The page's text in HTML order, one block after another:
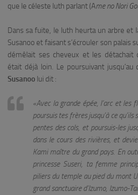
que le céleste luth parlant (Ame no Nori
Dans sa fuite, le luth heurta un arbre et
Susanoo et faisant s’écrouler son palais
démêlait ses cheveux et les détachait
était déjà loin. Le poursuivant jusqu’au
Susanoo lui dit :
«Avec la grande épée, l’arc et les
poursuis tes frères jusqu’à ce
pentes des cols, et poursuis-les
dans le cours des rivières, et
Kami maître du grand pays. En
princesse Suseri, ta femme
piliers du temple au pied du mont
grand sanctuaire d’Izumo, Izumo-